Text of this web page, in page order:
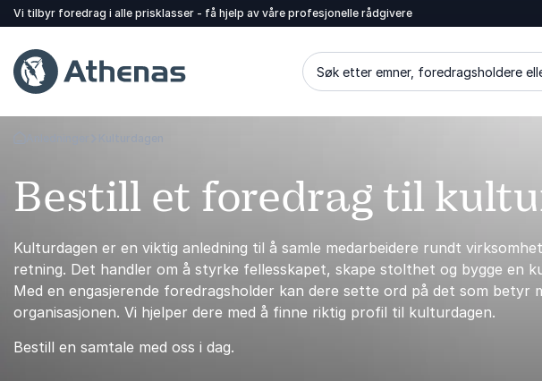
Vi tilbyr foredrag i alle prisklasser - få hjelp av våre profesjonelle rådgivere
Søk etter emner, foredragsholdere
Bestill et foredrag til
Kulturdagen er en viktig anledning til å samle medarbeidere rundt
retning. Det handler om å styrke fellesskapet, skape stolthet og bygge en
Med en engasjerende foredragsholder kan dere sette ord på det som betyr
organisasjonen. Vi hjelper dere med å finne riktig profil til kulturdagen.
Bestill en samtale med oss i dag.